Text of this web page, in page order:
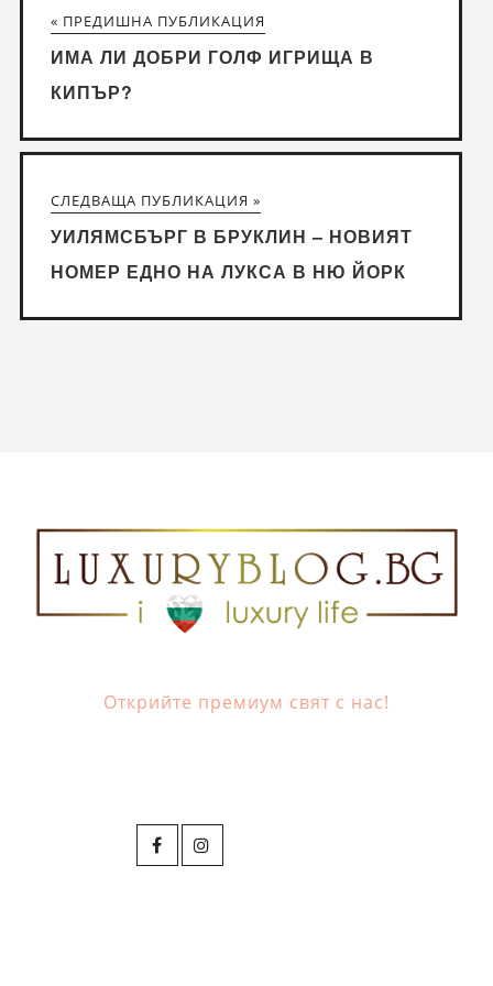
« ПРЕДИШНА ПУБЛИКАЦИЯ
ИМА ЛИ ДОБРИ ГОЛФ ИГРИЩА В
КИПЪР?
СЛЕДВАЩА ПУБЛИКАЦИЯ »
УИЛЯМСБЪРГ В БРУКЛИН – НОВИЯТ
НОМЕР ЕДНО НА ЛУКСА В НЮ ЙОРК
Открийте премиум свят с нас!